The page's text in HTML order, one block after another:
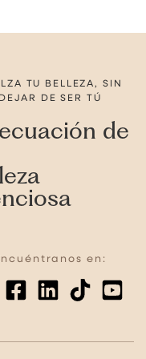
TU BELLEZA, SIN
DEJAR DE SER TÚ
de
en: